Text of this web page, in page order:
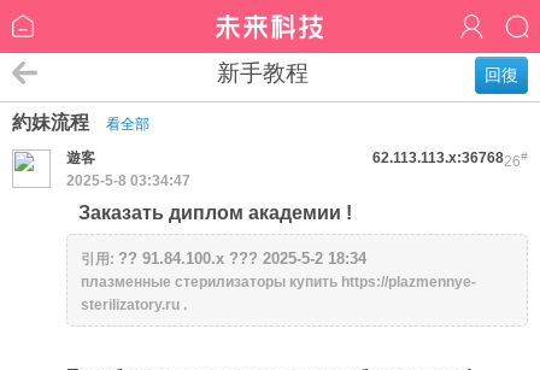
回復
新手教程
約妹流程 看全部
26#
遊客
62.113.113.x:36768
2025-5-8 03:34:47
Заказать диплом академии !
引用: ?? 91.84.100.x ??? 2025-5-2 18:34
плазменные стерилизаторы купить https://plazmennye-
sterilizatory.ru .